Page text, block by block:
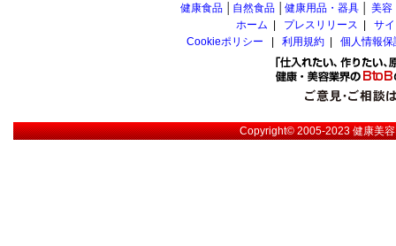
健康食品 自然食品 健康用品・器具 美容
ホーム
プレスリリース
サ
Cookieポリシー
利用規約 個人情報
Copyright© 2005-2023健康美